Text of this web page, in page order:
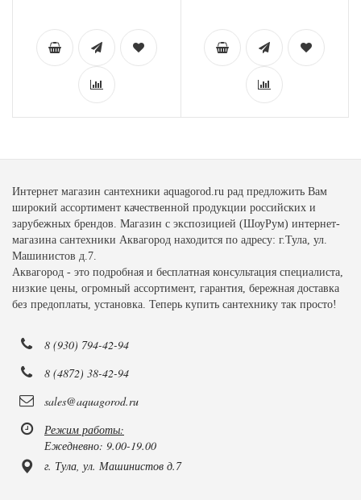
Интернет магазин сантехники aquagorod.ru рад предложить Вам
широкий ассортимент качественной продукции российских и
зарубежных брендов. Магазин с экспозицией (ШоуРум) интернет-
магазина сантехники Аквагород находится по адресу: г.Тула, ул.
Машинистов д.7.
Аквагород - это подробная и бесплатная консультация специалиста,
низкие цены, огромный ассортимент, гарантия, бережная доставка
без предоплаты, установка. Теперь купить сантехнику так просто!
8 (930) 794-42-94
8 (4872) 38-42-94
sales@aquagorod.ru
Режим работы:
Ежедневно: 9.00-19.00
г. Тула, ул. Машинистов д.7